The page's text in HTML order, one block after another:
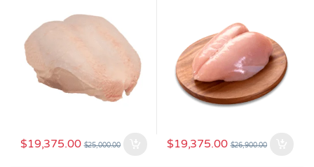
$19,375.00 $25,000.00 $19,375.00 $26,900.00